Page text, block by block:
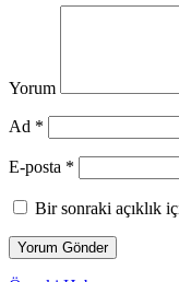
Yorum
Ad *
E-posta *
Bir sonraki açıklık